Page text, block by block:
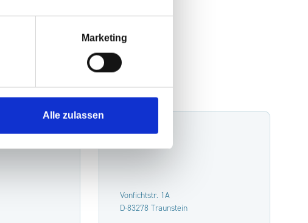
Marketing
Alle zulassen
senden
Vonfichtstr. 1A
D-83278 Traunstein